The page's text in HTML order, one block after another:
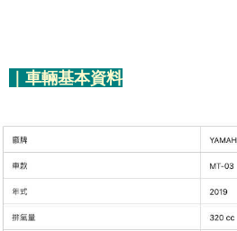
｜車輛基本資料